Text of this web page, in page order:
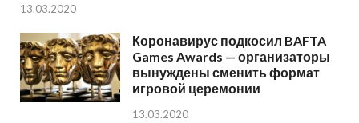
13.03.2020
Коронавирус подкосил BAFTA
Games Awards — организаторы
вынуждены сменить формат
игровой церемонии
13.03.2020